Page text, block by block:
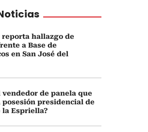
reporta hallazgo de
a Base de
en San José del
vendedor de panela que
posesión presidencial de
la Espriella?